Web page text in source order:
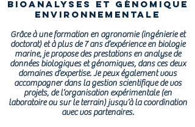
bioanalyses et génomique
environnementale
Grâce à une formation en agronomie (ingénierie et
doctorat) et à plus de 7 ans d’expérience en biologie
marine, je propose des prestations en analyse de
données biologiques et génomiques, dans ces deux
domaines d’expertise. Je peux également vous
accompagner dans la gestion scientifique de vos
projets, de l’organisation expérimentale (en
laboratoire ou sur le terrain) jusqu’à la coordination
avec vos partenaires.